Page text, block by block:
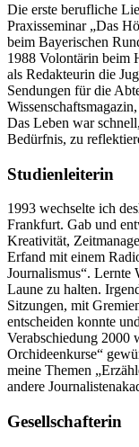
Die erste berufliche
Praxisseminar „Das
beim Bayerischen
1988 Volontärin beim
als Redakteurin die
Sendungen für die
Das Leben war
Bedürfnis, zu
Studienleiterin
1993 wechselte ich
Frankfurt. Gab und
Kreativität,
Erfand mit einem
Journalismus“. Lernte
Laune zu halten.
Sitzungen, mit
entscheiden konnte
Verabschiedung 2000
Orchideenkurse“
meine Themen
andere
Gesellschafterin